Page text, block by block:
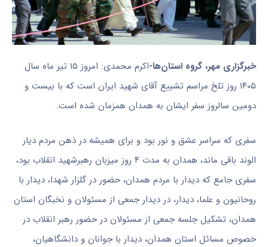
خبرگزاری مهر، گروه استان‌ها-
اکرم محمدی: امروز ۱۵ تیر ماه سال
۱۴۰۵ روز تلخ مراسم تشییع آقای شهید ایران است که با بیست و
دومین سالروز سفر ایشان به همدان همزمان شده است.
سفری که سراسر عشق و نور بود و برای همیشه در ذهن مردم دیار
الوند باقی ماند، همدان به مدت ۴ روز میزبان رهبرشهید انقلاب بود،
سفری جامع که دیدار با مردم همدان، حضور در گلزار شهدا، دیدار با
روحانیون و علما، دیدار، در دیدار جمعی از مسئولان و نخبگان استان
همدان،‌ تشکیل جلسه جمعی از مسئولان در حضور رهبر انقلاب در
خصوص مسائل استان همدان، دیدار با جوانان و دانشگاهیان،